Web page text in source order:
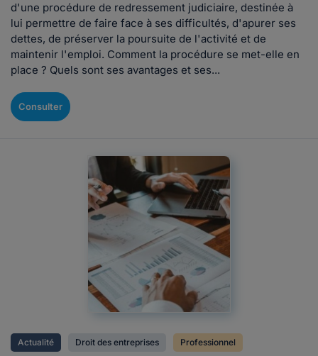
d'une procédure de redressement judiciaire, destinée à
lui permettre de faire face à ses difficultés, d'apurer ses
dettes, de préserver la poursuite de l'activité et de
maintenir l'emploi. Comment la procédure se met-elle en
place ? Quels sont ses avantages et ses...
Consulter
Actualité Droit des entreprises Professionnel